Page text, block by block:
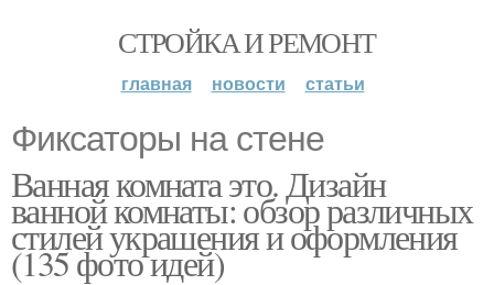
СТРОЙКА И РЕМОНТ
главная новости статьи
Фиксаторы на стене
Ванная комната это. Дизайн
ванной комнаты: обзор различных
стилей украшения и оформления
(135 фото идей)